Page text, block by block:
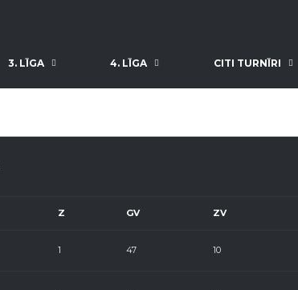
3. LĪGA 4. LĪGA CITI TURNĪRI
Z GV ZV
1 47 10